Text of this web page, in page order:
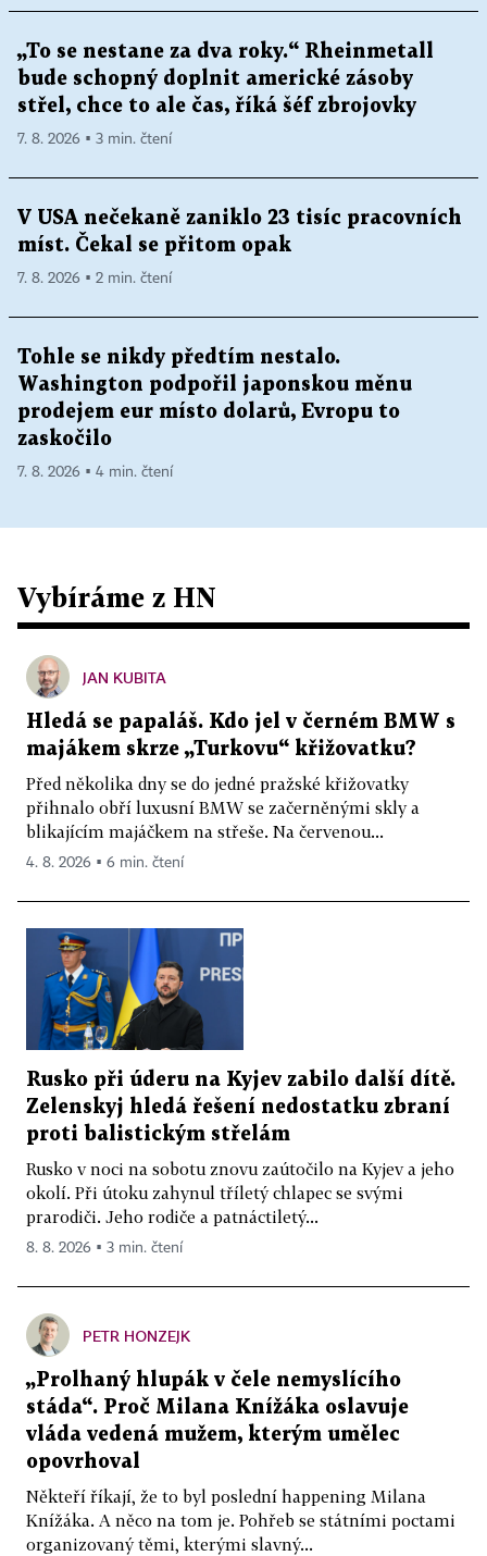
„To se nestane za dva roky.“ Rheinmetall
bude schopný doplnit americké zásoby
střel, chce to ale čas, říká šéf zbrojovky
7. 8. 2026 ▪ 3 min. čtení
V USA nečekaně zaniklo 23 tisíc pracovních
míst. Čekal se přitom opak
7. 8. 2026 ▪ 2 min. čtení
Tohle se nikdy předtím nestalo.
Washington podpořil japonskou měnu
prodejem eur místo dolarů, Evropu to
zaskočilo
7. 8. 2026 ▪ 4 min. čtení
Vybíráme z HN
JAN KUBITA
Hledá se papaláš. Kdo jel v černém BMW s
majákem skrze „Turkovu“ křižovatku?
Před několika dny se do jedné pražské křižovatky
přihnalo obří luxusní BMW se začerněnými skly a
blikajícím majáčkem na střeše. Na červenou...
4. 8. 2026 ▪ 6 min. čtení
Rusko při úderu na Kyjev zabilo další dítě.
Zelenskyj hledá řešení nedostatku zbraní
proti balistickým střelám
Rusko v noci na sobotu znovu zaútočilo na Kyjev a jeho
okolí. Při útoku zahynul tříletý chlapec se svými
prarodiči. Jeho rodiče a patnáctiletý...
8. 8. 2026 ▪ 3 min. čtení
PETR HONZEJK
„Prolhaný hlupák v čele nemyslícího
stáda“. Proč Milana Knížáka oslavuje
vláda vedená mužem, kterým umělec
opovrhoval
Někteří říkají, že to byl poslední happening Milana
Knížáka. A něco na tom je. Pohřeb se státními poctami
organizovaný těmi, kterými slavný...